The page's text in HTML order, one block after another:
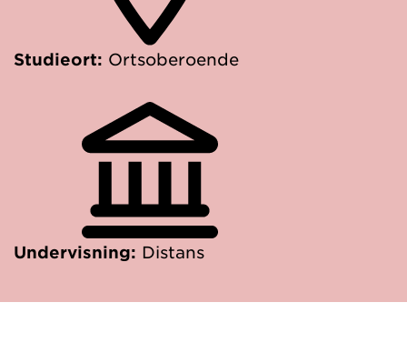
Studieort: Ortsoberoende
Undervisning: Distans